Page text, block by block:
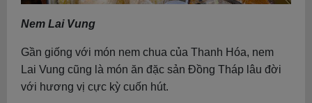
Nem Lai Vung
Gần giống với món nem chua của Thanh Hóa, nem
Lai Vung cũng là món ăn đặc sản Đồng Tháp lâu đời
với hương vị cực kỳ cuốn hút.